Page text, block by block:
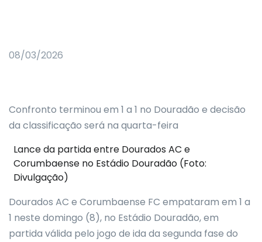
08/03/2026
Confronto terminou em 1 a 1 no Douradão e decisão
da classificação será na quarta-feira
Lance da partida entre Dourados AC e
Corumbaense no Estádio Douradão (Foto:
Divulgação)
Dourados AC e Corumbaense FC empataram em 1 a
1 neste domingo (8), no Estádio Douradão, em
partida válida pelo jogo de ida da segunda fase do